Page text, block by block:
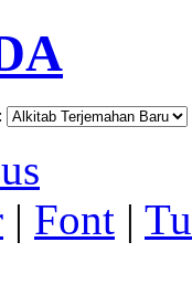
| Font |